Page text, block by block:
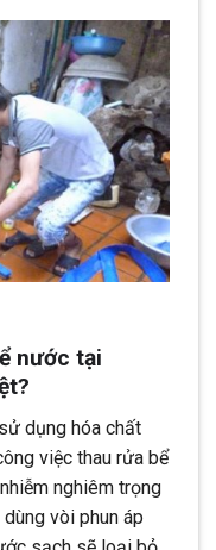
nước tại
dụng hóa chất
việc thau rửa bể
nghiêm trọng
vòi phun áp